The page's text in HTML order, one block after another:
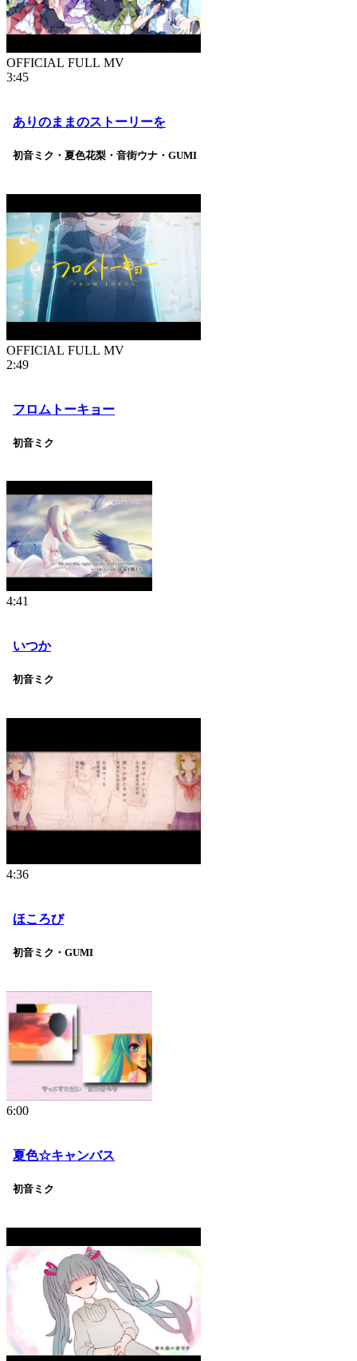
OFFICIAL FULL MV
3:45
ありのままのストーリーを
初音ミク・夏色花梨・音街ウナ・GUMI
OFFICIAL FULL MV
2:49
フロムトーキョー
初音ミク
4:41
いつか
初音ミク
4:36
ほころび
初音ミク・GUMI
6:00
夏色☆キャンバス
初音ミク